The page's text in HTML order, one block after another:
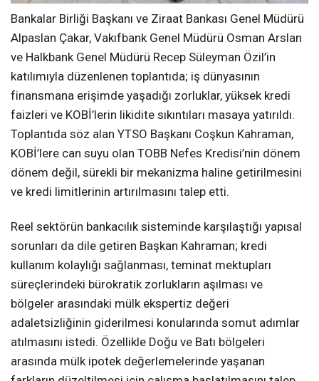
Bankalar Birliği Başkanı ve Ziraat Bankası Genel Müdürü
Alpaslan Çakar, Vakıfbank Genel Müdürü Osman Arslan
ve Halkbank Genel Müdürü Recep Süleyman Özil’in
katılımıyla düzenlenen toplantıda; iş dünyasının
finansmana erişimde yaşadığı zorluklar, yüksek kredi
faizleri ve KOBİ’lerin likidite sıkıntıları masaya yatırıldı.
Toplantıda söz alan YTSO Başkanı Coşkun Kahraman,
KOBİ’lere can suyu olan TOBB Nefes Kredisi’nin dönem
dönem değil, sürekli bir mekanizma haline getirilmesini
ve kredi limitlerinin artırılmasını talep etti.
Reel sektörün bankacılık sisteminde karşılaştığı yapısal
sorunları da dile getiren Başkan Kahraman; kredi
kullanım kolaylığı sağlanması, teminat mektupları
süreçlerindeki bürokratik zorlukların aşılması ve
bölgeler arasındaki mülk ekspertiz değeri
adaletsizliğinin giderilmesi konularında somut adımlar
atılmasını istedi. Özellikle Doğu ve Batı bölgeleri
arasında mülk ipotek değerlemelerinde yaşanan